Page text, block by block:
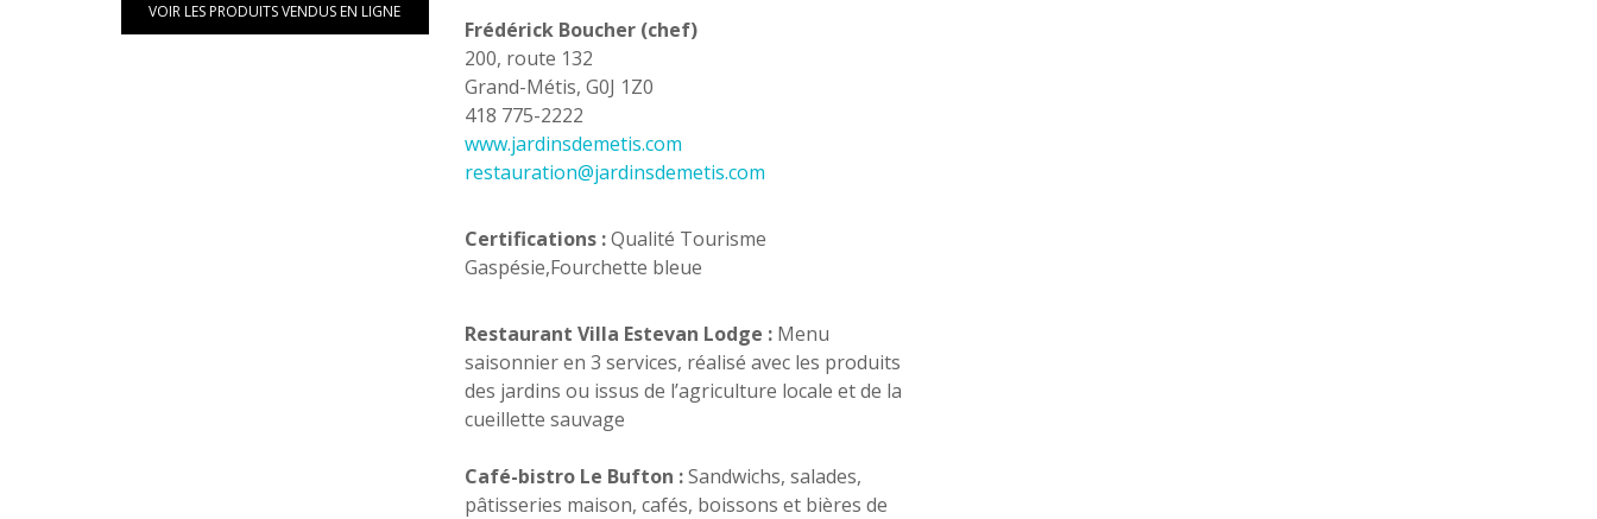
VOIR LES PRODUITS VENDUS EN LIGNE
Frédérick Boucher (chef)
200, route 132
Grand-Métis, G0J 1Z0
418 775-2222
www.jardinsdemetis.com
restauration@jardinsdemetis.com
Certifications :Qualité Tourisme
Gaspésie,Fourchette bleue
Restaurant Villa Estevan Lodge : Menu
saisonnier en 3 services, réalisé avec les produits
des jardins ou issus de l’agriculture locale et de la
cueillette sauvage
Café-bistro Le Bufton :Sandwichs, salades,
pâtisseries maison, cafés, boissons et bières de